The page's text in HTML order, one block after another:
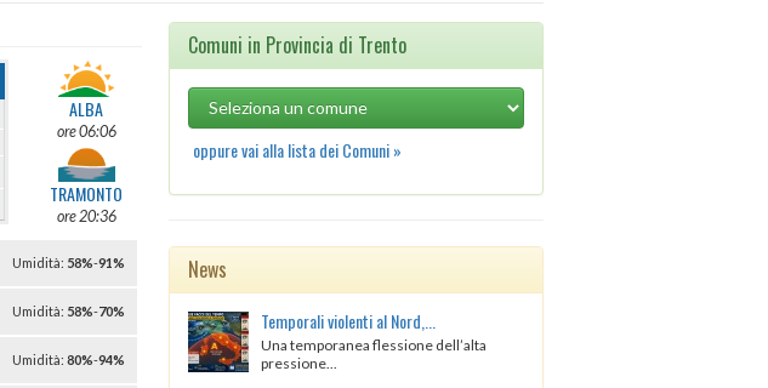
ALBA
ore 06:06
TRAMONTO
ore 20:36
Umidità: 58%-91%
Umidità: 58%-70%
Umidità: 80%-94%
Comuni in Provincia di Trento
oppure vai alla lista dei Comuni »
News
Temporali violenti al Nord,...
Una temporanea flessione dell’alta
pressione...